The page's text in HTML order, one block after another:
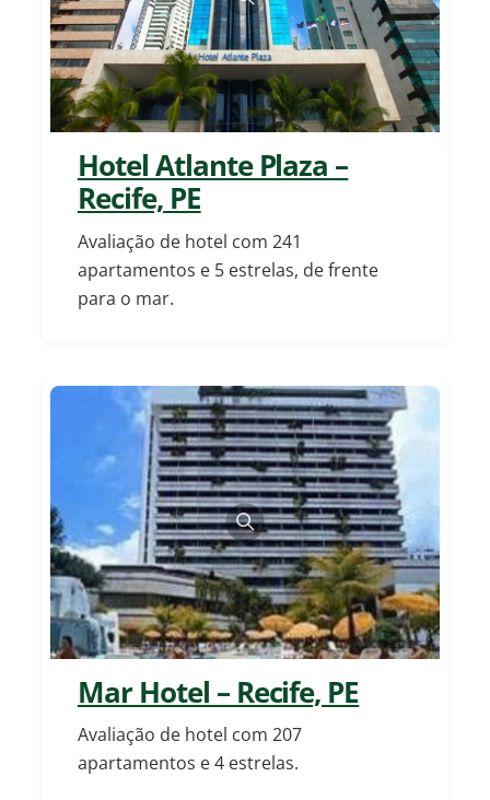
Hotel Atlante Plaza –
Recife, PE
Avaliação de hotel com 241
apartamentos e 5 estrelas, de frente
para o mar.
Mar Hotel – Recife, PE
Avaliação de hotel com 207
apartamentos e 4 estrelas.